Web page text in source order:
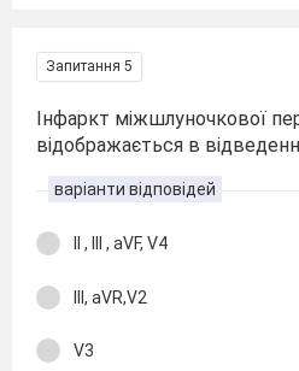
Запитання 5
Інфаркт міжшлуночкової
відображається в
варіанти відповідей
II , III , aVF, V4
III, aVR,V2
V3